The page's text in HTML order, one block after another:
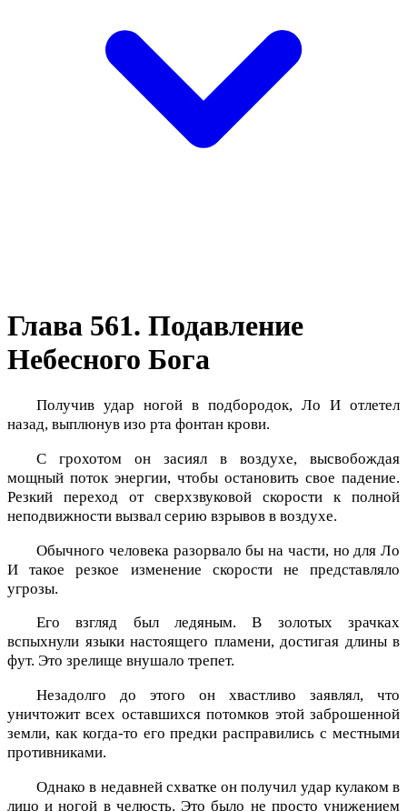
Глава 561. Подавление
Небесного Бога
Получив удар ногой в подбородок, Ло И отлетел
назад, выплюнув изо рта фонтан крови.
С грохотом он засиял в воздухе, высвобождая
мощный поток энергии, чтобы остановить свое падение.
Резкий переход от сверхзвуковой скорости к полной
неподвижности вызвал серию взрывов в воздухе.
Обычного человека разорвало бы на части, но для Ло
И такое резкое изменение скорости не представляло
угрозы.
Его взгляд был ледяным. В золотых зрачках
вспыхнули языки настоящего пламени, достигая длины в
фут. Это зрелище внушало трепет.
Незадолго до этого он хвастливо заявлял, что
уничтожит всех оставшихся потомков этой заброшенной
земли, как когда-то его предки расправились с местными
противниками.
Однако в недавней схватке он получил удар кулаком в
лицо и ногой в челюсть. Это было не просто унижением